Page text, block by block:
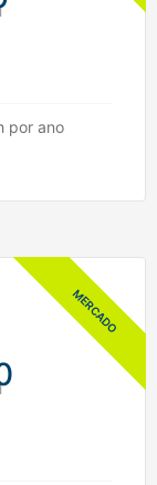
por ano